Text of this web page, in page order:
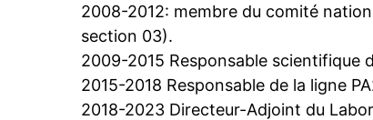
2008-2012: membre du comité
section 03).
2009-2015 Responsable scientifique
2015-2018 Responsable de la ligne
2018-2023 Directeur-Adjoint du